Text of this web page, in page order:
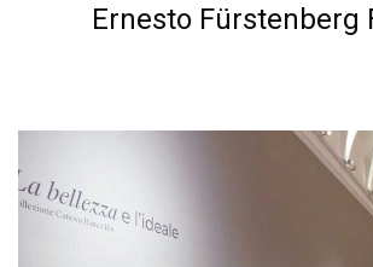
Ernesto Fürstenberg